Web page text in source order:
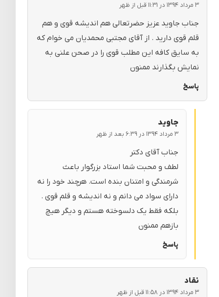
۳ مرداد ۱۳۹۴ در ۱۱:۳۱ قبل از ظهر
جناب جاوید عزیز حضرتعالی هم اندیشه قوی و هم
قلم قوی دارید . از آقای مجتبی محمدیان می خوام که
به سایق کافه این مطلب قوی را در صحن علنی به
نمایش بگذارند ممنون
پاسخ
جاوید
۳ مرداد ۱۳۹۴ در ۶:۳۹ بعد از ظهر
جناب آقای دکتر
لطف و محبت شما استاد بزرگوار باعث
شرمندگی و امتنان بنده است. هرچند خود را نه
دارای سواد می دانم و نه اندیشه و قلم قوی .
بلکه فقط یک دلسوخته هستم و دیگر هیچ
بازهم ممنون
پاسخ
نقاد
۳ مرداد ۱۳۹۴ در ۱۱:۵۸ قبل از ظهر